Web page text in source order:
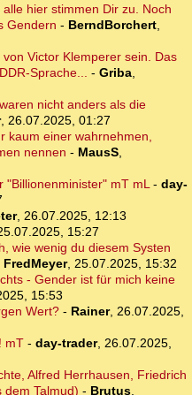
hier stimmen Dir zu. Noch
Gendern - BerndBorchert,
Victor Klemperer sein. Das
Sprache... - Griba,
nicht anders als die
, 26.07.2025, 01:27
kaum einer wahrnehmen,
nennen - MausS,
"Billionenminister" mT mL- day-
, 26.07.2025, 12:13
15:27
wie wenig du diesem Systen
FredMeyer, 25.07.2025, 15:32
- Gender ist für mich keine
15:53
Wert?- Rainer, 26.07.2025,
mT- day-trader, 26.07.2025,
Alfred Herrhausen, Friedrich
Talmud) - Brutus,